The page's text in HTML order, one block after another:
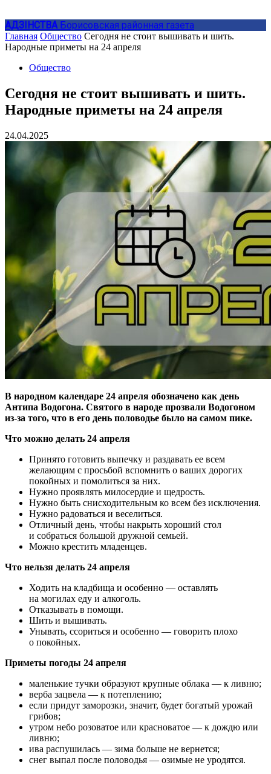
АДЗIНСТВА Борисовская районная газета
Главная Общество Сегодня не стоит вышивать и шить.
Народные приметы на 24 апреля
Общество
Сегодня не стоит вышивать и шить.
Народные приметы на 24 апреля
24.04.2025
В народном календаре 24 апреля обозначено как день
Антипа Водогона. Святого в народе прозвали Водогоном
из-за того, что в его день половодье было на самом пике.
Что можно делать 24 апреля
Принято готовить выпечку и раздавать ее всем
желающим с просьбой вспомнить о ваших дорогих
покойных и помолиться за них.
Нужно проявлять милосердие и щедрость.
Нужно быть снисходительным ко всем без исключения.
Нужно радоваться и веселиться.
Отличный день, чтобы накрыть хороший стол
и собраться большой дружной семьей.
Можно крестить младенцев.
Что нельзя делать 24 апреля
Ходить на кладбища и особенно — оставлять
на могилах еду и алкоголь.
Отказывать в помощи.
Шить и вышивать.
Унывать, ссориться и особенно — говорить плохо
о покойных.
Приметы погоды 24 апреля
маленькие тучки образуют крупные облака — к ливню;
верба зацвела — к потеплению;
если придут заморозки, значит, будет богатый урожай
грибов;
утром небо розоватое или красноватое — к дождю или
ливню;
ива распушилась — зима больше не вернется;
снег выпал после половодья — озимые не уродятся.